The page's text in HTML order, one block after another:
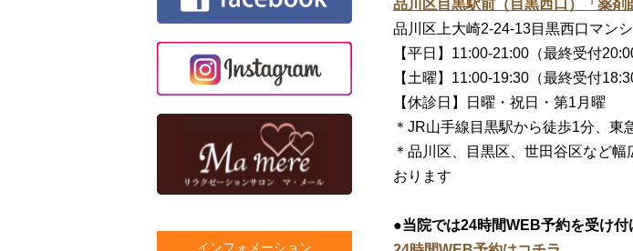
品川区目黒駅前（目黒西口）「薬剤
品川区上大崎2-24-13目黒西口マン
【平日】11:00-21:00（最終受付
【土曜】11:00-19:30（最終受付
【休診日】日曜・祝日・第1月曜
＊JR山手線目黒駅から徒歩1分、東
＊品川区、目黒区、世田谷区など
おります
●当院では24時間WEB予約を受け付
インフォメーション